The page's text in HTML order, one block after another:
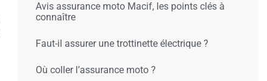
Avis assurance moto Macif, les points clés à
connaître
Faut-il assurer une trottinette électrique ?
Où coller l’assurance moto ?